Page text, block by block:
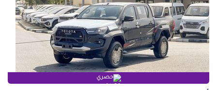
حصري